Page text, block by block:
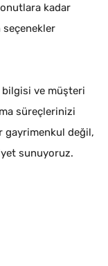
kadar
bilgisi ve müşteri
süreçlerinizi
gayrimenkul değil,
sunuyoruz.